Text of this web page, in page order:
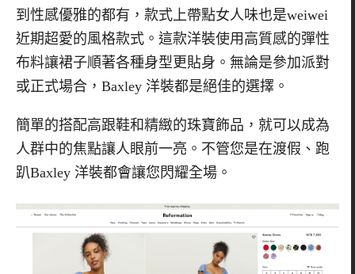
到性感優雅的都有，款式上帶點女人味也是weiwei
近期超愛的風格款式。這款洋裝使用高質感的彈性
布料讓裙子順著各種身型更貼身。無論是參加派對
或正式場合， Baxley 洋裝都是絕佳的選擇。
簡單的搭配高跟鞋和精緻的珠寶飾品，就可以成為
人群中的焦點讓人眼前一亮。不管您是在渡假、跑
趴Baxley 洋裝都會讓您閃耀全場。